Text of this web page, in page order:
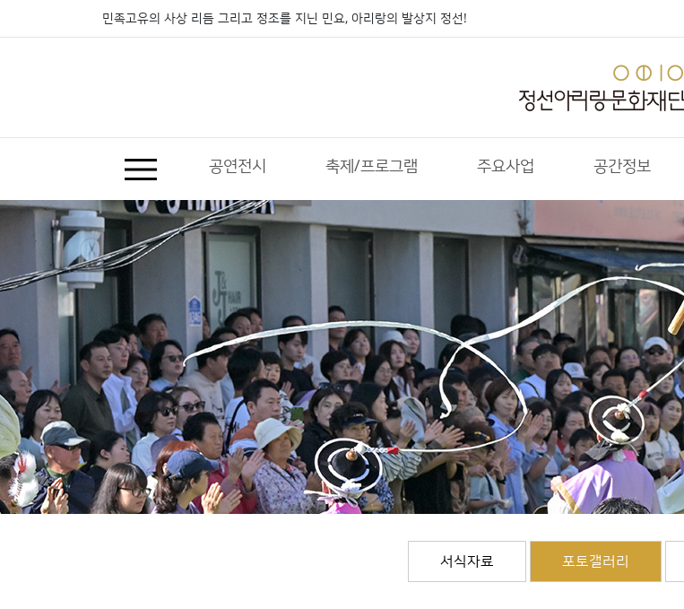
민족고유의 사상 리듬 그리고 정조를 지닌 민요, 아리랑의 발상지 정선!
공연전시 축제/프로그램 주요사업 공간정보
서식자료 포토갤러리